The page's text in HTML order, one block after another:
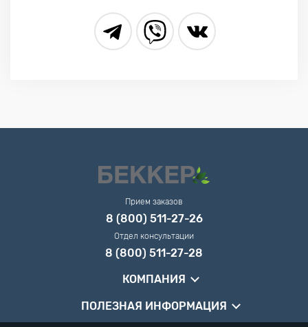
Прием заказов
8 (800) 511-27-26
Отдел консультации
8 (800) 511-27-28
КОМПАНИЯ
ПОЛЕЗНАЯ ИНФОРМАЦИЯ